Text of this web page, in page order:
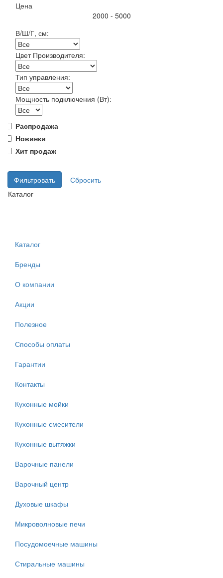
Цена
2000 - 5000
В/Ш/Г, см:
Цвет Производителя:
Тип управления:
Мощность подключения (Вт):
Распродажа
Новинки
Хит продаж
Фильтровать
Сбросить
Каталог
Каталог
Бренды
О компании
Акции
Полезное
Способы оплаты
Гарантии
Контакты
Кухонные мойки
Кухонные смесители
Кухонные вытяжки
Варочные панели
Варочный центр
Духовые шкафы
Микроволновые печи
Посудомоечные машины
Стиральные машины